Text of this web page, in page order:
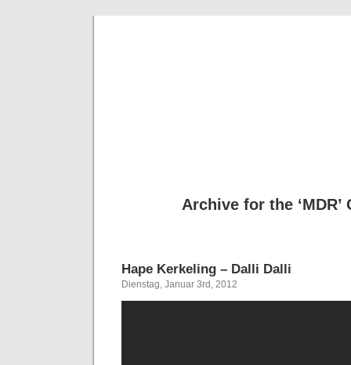
Archive for the ‘MDR’
Hape Kerkeling – Dalli Dalli
Dienstag, Januar 3rd, 2012